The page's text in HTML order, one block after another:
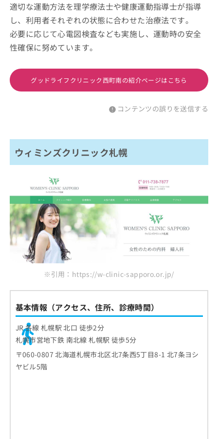
適切な運動方法を理学療法士や健康運動指導士が指導
し、利用者それぞれの状態に合わせた治療法です。
必要に応じて心電図検査なども実施し、運動時の安全
性確保に努めています。
グッドライフクリニック西町南の紹介ページはこちら
コンテンツの誤りを送信する
ウィミンズクリニック札幌
※引用：https://w-clinic-sapporo.or.jp/
基本情報（アクセス、住所、診療時間）
JR 各線 札幌駅 北口 徒歩2分
札幌市営地下鉄 南北線 札幌駅 徒歩5分
〒060-0807 北海道札幌市北区北7条西5丁目8-1 北7条ヨシ
ヤビル5階